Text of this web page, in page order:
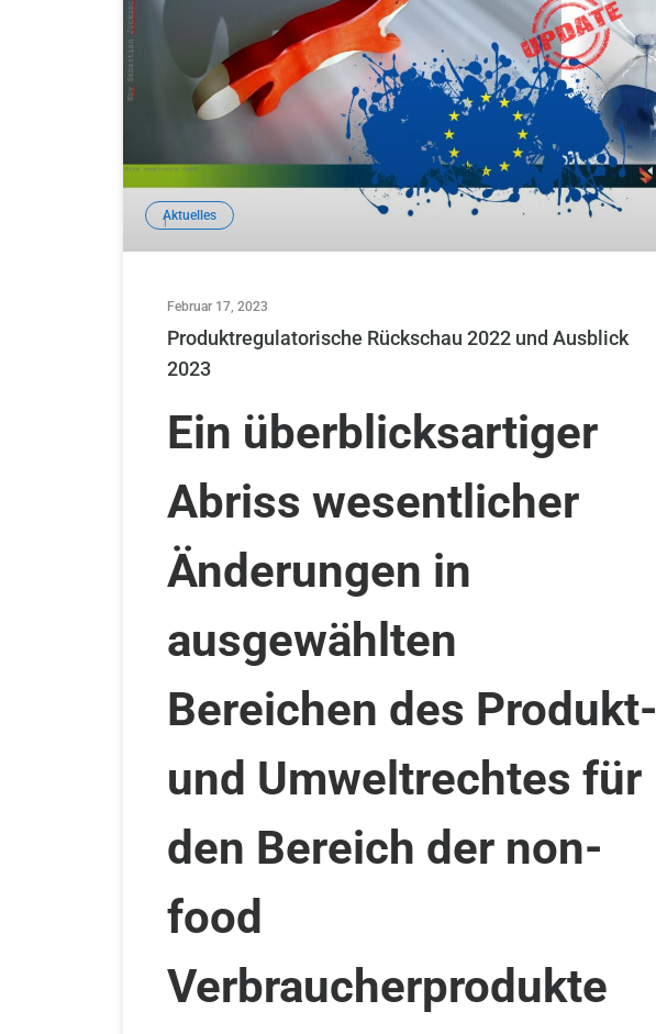
Aktuelles
Februar 17, 2023
Produktregulatorische Rückschau 2022 und Ausblick
2023
Ein überblicksartiger
Abriss wesentlicher
Änderungen in
ausgewählten
Bereichen des Produkt-
und Umweltrechtes für
den Bereich der non-
food
Verbraucherprodukte